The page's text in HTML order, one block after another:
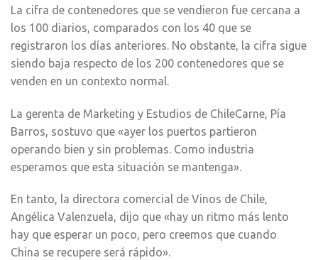
La cifra de contenedores que se vendieron fue cercana a
los 100 diarios, comparados con los 40 que se
registraron los días anteriores. No obstante, la cifra sigue
siendo baja respecto de los 200 contenedores que se
venden en un contexto normal.
La gerenta de Marketing y Estudios de ChileCarne, Pía
Barros, sostuvo que «ayer los puertos partieron
operando bien y sin problemas. Como industria
esperamos que esta situación se mantenga».
En tanto, la directora comercial de Vinos de Chile,
Angélica Valenzuela, dijo que «hay un ritmo más lento
hay que esperar un poco, pero creemos que cuando
China se recupere será rápido».